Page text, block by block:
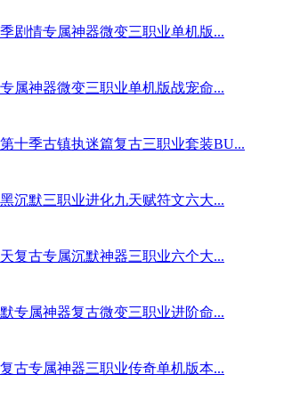
剧情专属神器微变三职业单机版...
属神器微变三职业单机版战宠命...
十季古镇执迷篇复古三职业套装BU...
沉默三职业进化九天赋符文六大...
复古专属沉默神器三职业六个大...
专属神器复古微变三职业进阶命...
古专属神器三职业传奇单机版本...